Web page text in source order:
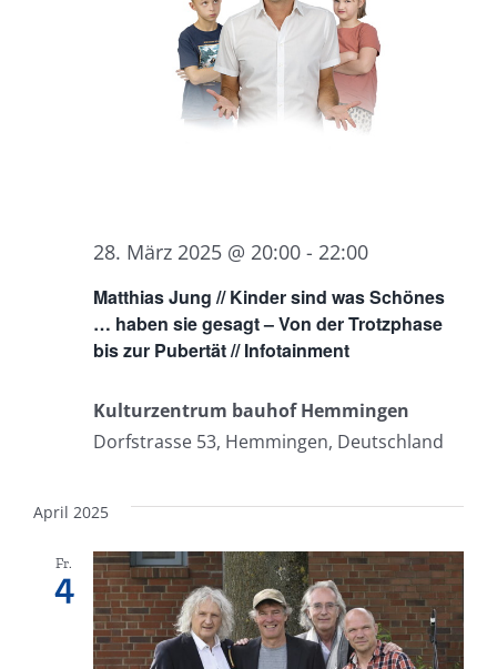
Matthias Jung // Kinder sind was Schönes
… haben sie gesagt – Von der Trotzphase
bis zur Pubertät // Infotainment
28. März 2025 @ 20:00 - 22:00
Kulturzentrum bauhof Hemmingen
Dorfstrasse 53, Hemmingen, Deutschland
April 2025
Fr.
4